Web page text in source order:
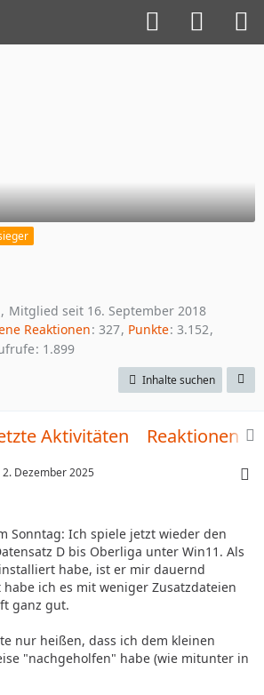
Mitglied seit 16. September 2018
Reaktionen 327 Punkte 3.152
1.899
Inhalte suchen
Aktivitäten Reaktionen
2. Dezember 2025
Sonntag: Ich spiele jetzt wieder den
D bis Oberliga unter Win11. Als
habe, ist er mir dauernd
ich es mit weniger Zusatzdateien
ganz gut.
nur heißen, dass ich dem kleinen
"nachgeholfen" habe (wie mitunter in